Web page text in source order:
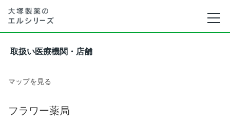
取扱い医療機関・店舗
マップを見る
フラワー薬局